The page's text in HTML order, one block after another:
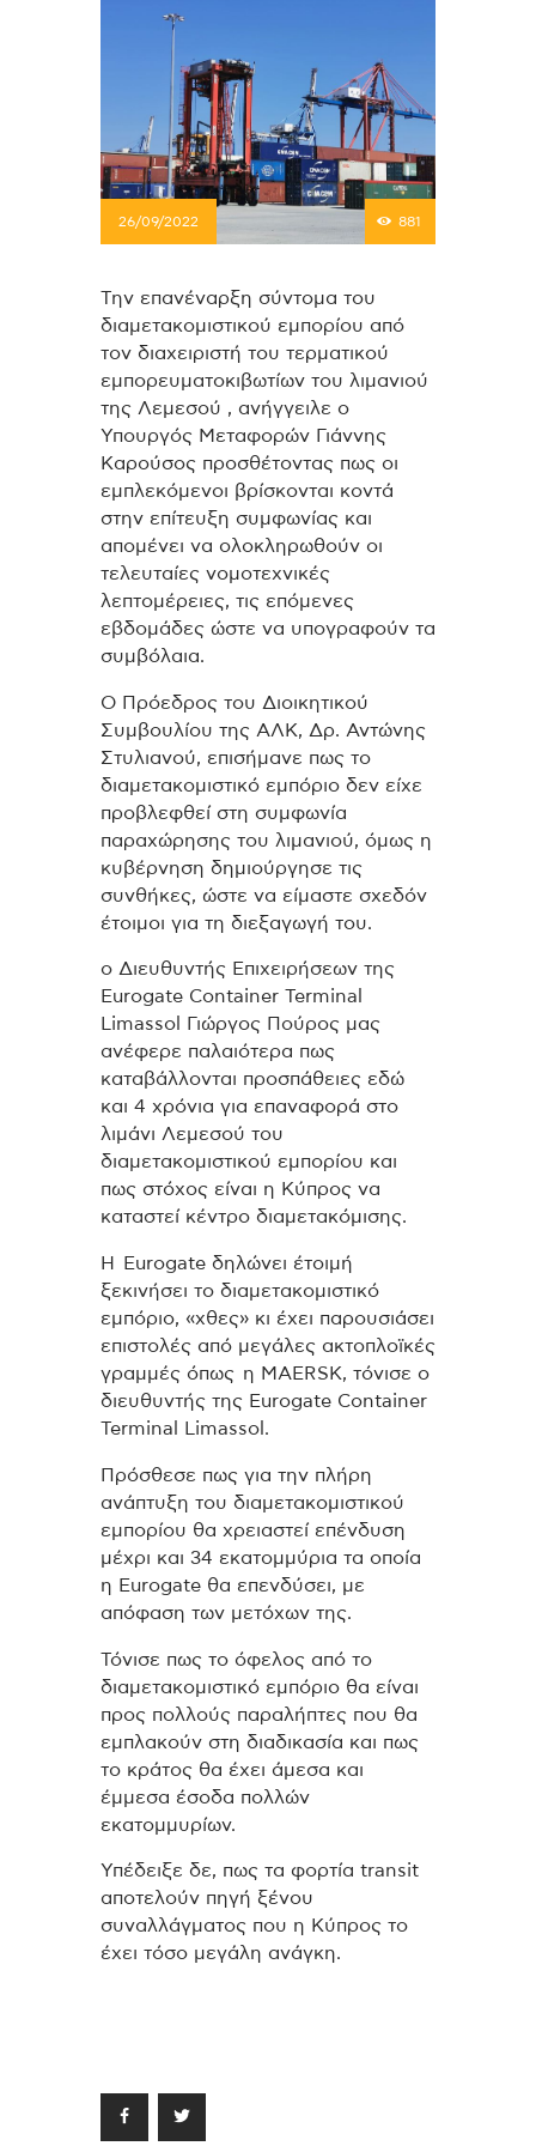
26/09/2022 881
Την επανέναρξη σύντομα του
διαμετακομιστικού εμπορίου από
τον διαχειριστή του τερματικού
εμπορευματοκιβωτίων του λιμανιού
της Λεμεσού , ανήγγειλε ο
Υπουργός Μεταφορών Γιάννης
Καρούσος προσθέτοντας πως οι
εμπλεκόμενοι βρίσκονται κοντά
στην επίτευξη συμφωνίας και
απομένει να ολοκληρωθούν οι
τελευταίες νομοτεχνικές
λεπτομέρειες, τις επόμενες
εβδομάδες ώστε να υπογραφούν τα
συμβόλαια.
Ο Πρόεδρος του Διοικητικού
Συμβουλίου της ΑΛΚ, Δρ. Αντώνης
Στυλιανού, επισήμανε πως το
διαμετακομιστικό εμπόριο δεν είχε
προβλεφθεί στη συμφωνία
παραχώρησης του λιμανιού, όμως η
κυβέρνηση δημιούργησε τις
συνθήκες, ώστε να είμαστε σχεδόν
έτοιμοι για τη διεξαγωγή του.
ο Διευθυντής Επιχειρήσεων της
Eurogate Container Terminal
Limassol Γιώργος Πούρος μας
ανέφερε παλαιότερα πως
καταβάλλονται προσπάθειες εδώ
και 4 χρόνια για επαναφορά στο
λιμάνι Λεμεσού του
διαμετακομιστικού εμπορίου και
πως στόχος είναι η Κύπρος να
καταστεί κέντρο διαμετακόμισης.
Η Eurogate δηλώνει έτοιμή
ξεκινήσει το διαμετακομιστικό
εμπόριο, «χθες» κι έχει παρουσιάσει
επιστολές από μεγάλες ακτοπλοϊκές
γραμμές όπως η MAERSK, τόνισε ο
διευθυντής της Eurogate Container
Terminal Limassol.
Πρόσθεσε πως για την πλήρη
ανάπτυξη του διαμετακομιστικού
εμπορίου θα χρειαστεί επένδυση
μέχρι και 34 εκατομμύρια τα οποία
η Εurogate θα επενδύσει, με
απόφαση των μετόχων της.
Τόνισε πως το όφελος από το
διαμετακομιστικό εμπόριο θα είναι
προς πολλούς παραλήπτες που θα
εμπλακούν στη διαδικασία και πως
το κράτος θα έχει άμεσα και
έμμεσα έσοδα πολλών
εκατομμυρίων.
Υπέδειξε δε, πως τα φορτία transit
αποτελούν πηγή ξένου
συναλλάγματος που η Κύπρος το
έχει τόσο μεγάλη ανάγκη.